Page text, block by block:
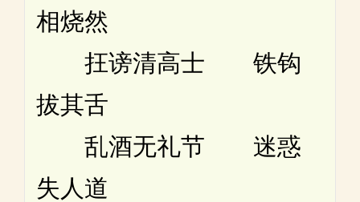
相烧然
抂谤清高士 铁钩
拔其舌
乱酒无礼节 迷惑
失人道